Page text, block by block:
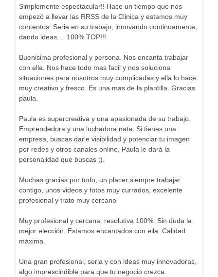
Simplemente espectacular!! Hace un tiempo que nos
empezó a llevar las RRSS de la Clinica y estamos muy
contentos. Seria en su trabajo, innovando continuamente,
dando ideas.... 100% TOP!!!
Buenisima profesional y persona. Nos encanta trabajar
con ella. Nos hace todo mas facil y nos soluciona
situaciones para nosotros muy complicadas y ella lo hace
muy creativo y fresco. Es una mas de la plantilla. Gracias
paula.
Paula es supercreativa y una apasionada de su trabajo.
Emprendedora y una luchadora nata. Si tienes una
empresa, buscas darle visibilidad y potenciar tu imagen
por redes y otros canales online, Paula le dará la
personalidad que buscas ;).
Muchas gracias por todo, un placer siempre trabajar
contigo, unos videos y fotos muy currados, excelente
profesional y trato muy cercano
Muy profesional y cercana. resolutiva 100%. Sin duda la
mejor elección. Estamos encantados con ella. Calidad
máxima.
Una gran profesional, seria y con ideas muy innovadoras,
algo imprescindible para que tu negocio crezca.